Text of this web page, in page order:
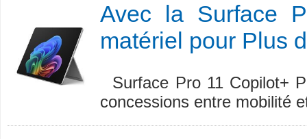
Avec la Surface
matériel pour Plus
Surface Pro 11 Copilot+
concessions entre mobilité